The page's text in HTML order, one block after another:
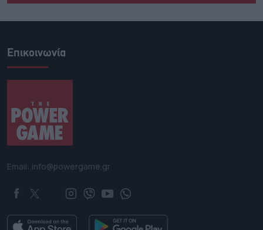
Επικοινωνία
Email: info@powergame.gr